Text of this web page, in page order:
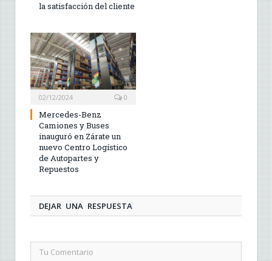
la satisfacción del cliente
02/12/2024 0
Mercedes-Benz
Camiones y Buses
inauguró en Zárate un
nuevo Centro Logístico
de Autopartes y
Repuestos
DEJAR UNA RESPUESTA